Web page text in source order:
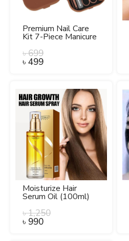
Premium Nail Care
Kit 7-Piece Manicure
৳699
৳ 499
Moisturize Hair
Serum Oil (100ml)
৳1,250
৳ 990